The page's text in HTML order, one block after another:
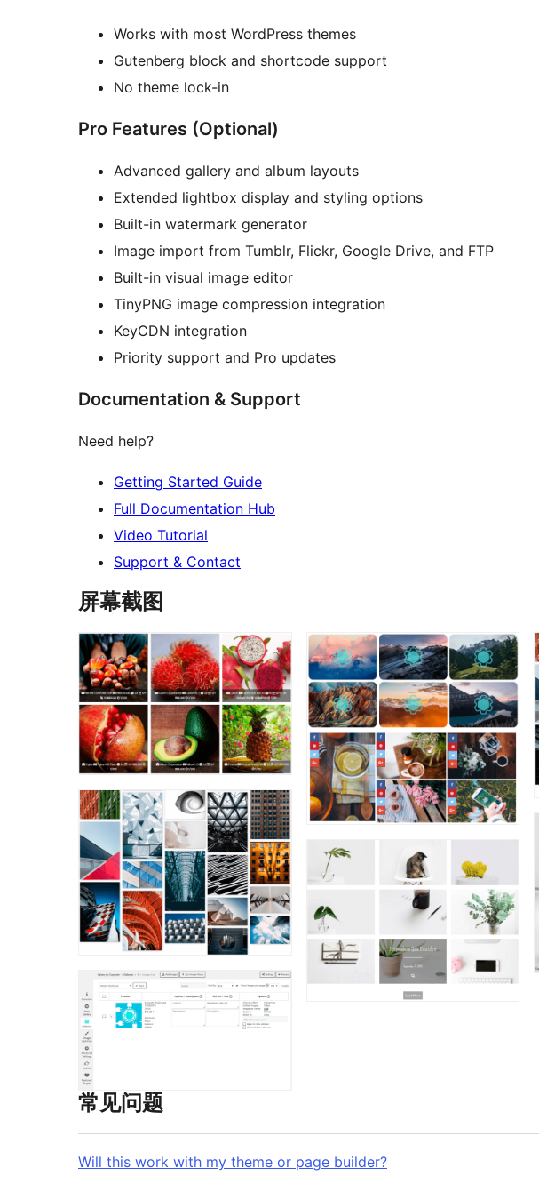
Works with most WordPress themes
Gutenberg block and shortcode support
No theme lock-in
Pro Features (Optional)
Advanced gallery and album layouts
Extended lightbox display and styling options
Built-in watermark generator
Image import from Tumblr, Flickr, Google Drive, and FTP
Built-in visual image editor
TinyPNG image compression integration
KeyCDN integration
Priority support and Pro updates
Documentation & Support
Need help?
Getting Started Guide
Full Documentation Hub
Video Tutorial
Support & Contact
屏幕截图
常见问题
Will this work with my theme or page builder?